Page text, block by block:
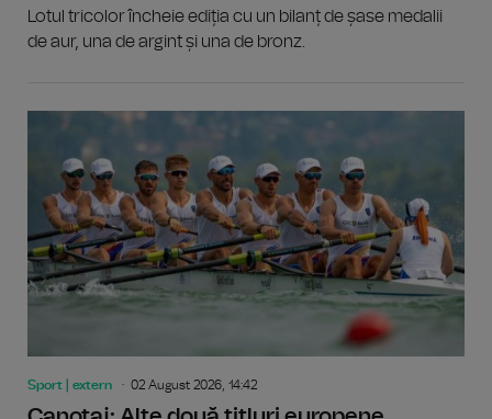
Lotul tricolor încheie ediția cu un bilanț de șase medalii
de aur, una de argint și una de bronz.
Sport | extern 02 August 2026, 14:42